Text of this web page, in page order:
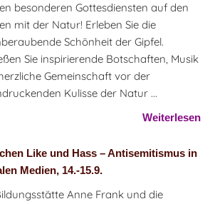
besonderen Gottesdiensten auf den
mit der Natur! Erleben Sie die
Schönheit der Gipfel.
Sie inspirierende Botschaften, Musik
Gemeinschaft vor der
Kulisse der Natur ...
Weiterlesen
Like und Hass – Antisemitismus in
Medien, 14.-15.9.
Anne Frank und die